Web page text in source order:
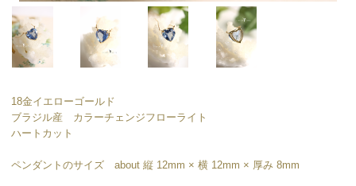
18金イエローゴールド
ブラジル産 カラーチェンジフローライト
ハートカット
ペンダントのサイズ about 縦 12mm × 横 12mm × 厚み 8mm